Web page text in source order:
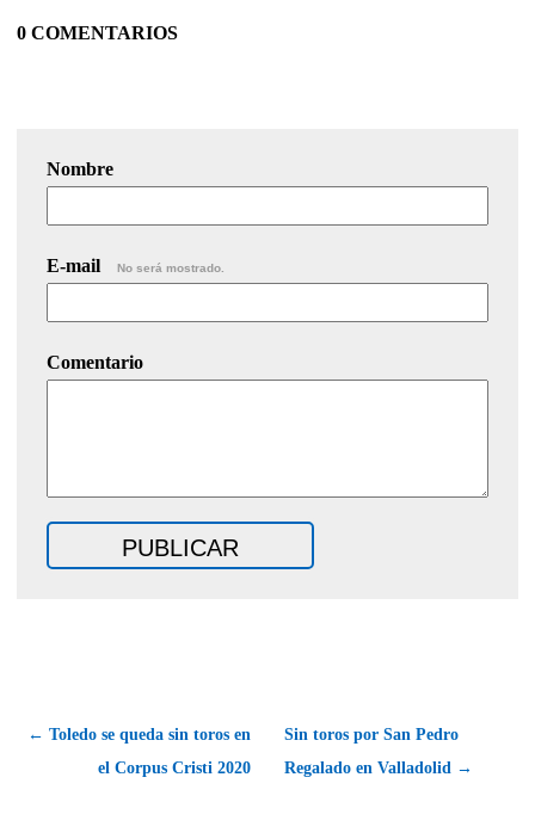
0 COMENTARIOS
Nombre
E-mail No será mostrado.
Comentario
← Toledo se queda sin toros en
el Corpus Cristi 2020
Sin toros por San Pedro
Regalado en Valladolid →